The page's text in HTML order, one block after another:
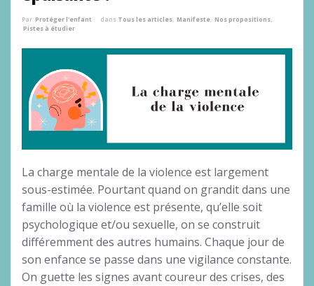
Par Protéger l'enfant dans Tous les articles, Manifeste, Nos propositions,
Pistes à étudier
La charge mentale de la violence est largement
sous-estimée. Pourtant quand on grandit dans une
famille où la violence est présente, qu’elle soit
psychologique et/ou sexuelle, on se construit
différemment des autres humains. Chaque jour de
son enfance se passe dans une vigilance constante.
On guette les signes avant coureur des crises, des